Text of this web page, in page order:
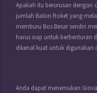
Apakah itu berurusan dengan
jumlah Balon Roket yang
memburu Bos Besar sendiri
harus siap untuk berbenturan
dikenal kuat untuk digunakan
Anda dapat menemukan